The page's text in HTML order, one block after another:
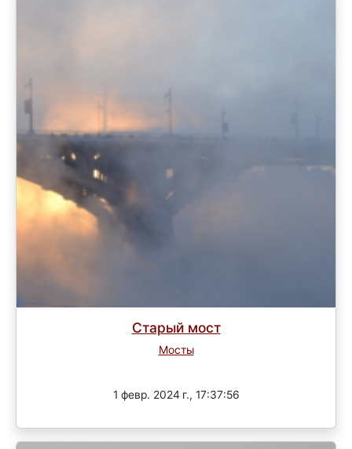
Старый мост
Мосты
1 февр. 2024 г., 17:37:56